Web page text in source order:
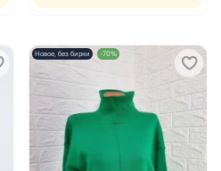
Новое, без бирки -70%